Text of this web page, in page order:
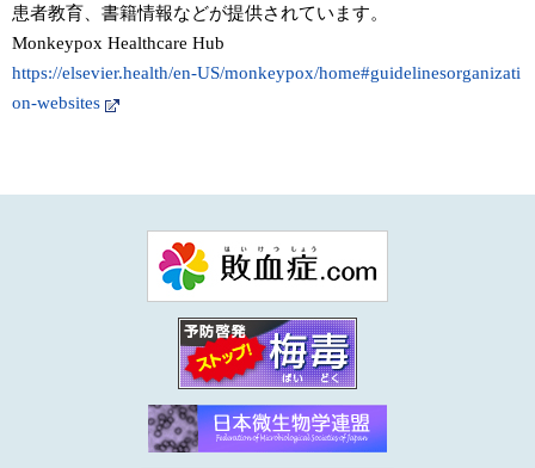
患者教育、書籍情報などが提供されています。
Monkeypox Healthcare Hub
https://elsevier.health/en-US/monkeypox/home#guidelinesorganizati
on-websites